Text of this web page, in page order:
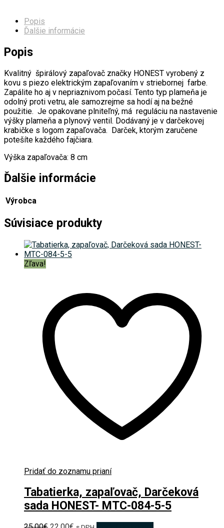
Popis
Ďalšie informácie
Popis
Kvalitný špirálový zapaľovač značky HONEST vyrobený z
kovu s piezo elektrickým zapaľovaním v striebornej farbe.
Zapálite ho aj v nepriaznivom počasí. Tento typ plameňa je
odolný proti vetru, ale samozrejme sa hodí aj na bežné
použitie. Je opakovane plniteľný, má reguláciu na nastavenie
výšky plameňa a plynový ventil. Dodávaný je v darčekovej
krabičke s logom zapaľovača. Darček, ktorým zaručene
potešíte každého fajčiara.
Výška zapaľovača: 8 cm
Ďalšie informácie
Výrobca
Súvisiace produkty
Zľava!
Pridať do zoznamu prianí
Tabatierka, zapaľovač, Darčeková
sada HONEST- MTC-084-5-5